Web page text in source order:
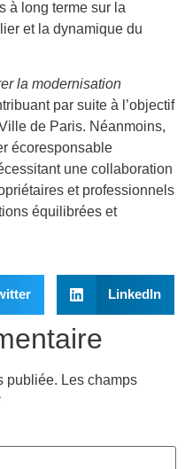
à long terme sur la
et la dynamique du
la modernisation
par suite à l’objectif
de Paris. Néanmoins,
écoresponsable
une collaboration
et professionnels
équilibrées et
LinkedIn
publiée. Les champs